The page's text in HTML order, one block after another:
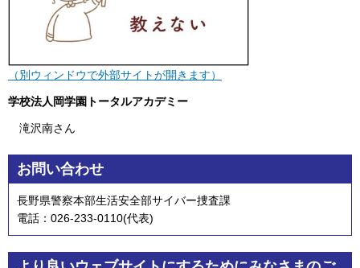
（別ウィンドウで外部サイトが開きます）
学校法人岡学園トータルアカデミー
滝沢南さん
お問い合わせ
長野県警察本部生活安全部サイバー捜査課
電話：026-233-0110(代表)